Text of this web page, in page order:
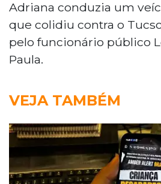
Adriana conduzia um
que colidiu contra o
pelo funcionário público
Paula.
VEJA TAMBÉM